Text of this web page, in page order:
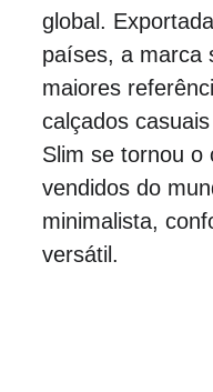
global.
países, a marca
maiores
calçados
Slim se tornou o
vendidos do
minimalista,
versátil.